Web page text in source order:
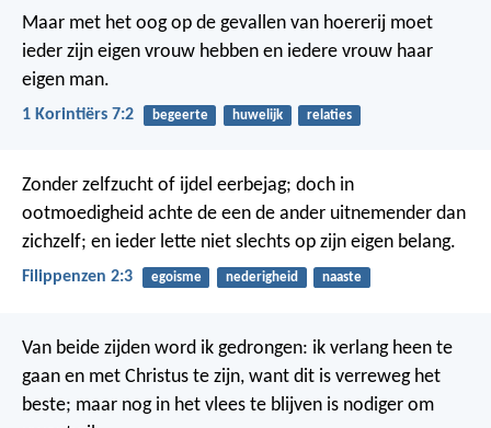
Maar met het oog op de gevallen van hoererij moet
ieder zijn eigen vrouw hebben en iedere vrouw haar
eigen man.
1 Korintiërs 7:2 begeerte huwelijk relaties
Zonder zelfzucht of ijdel eerbejag; doch in
ootmoedigheid achte de een de ander uitnemender dan
zichzelf; en ieder lette niet slechts op zijn eigen belang.
Filippenzen 2:3 egoisme nederigheid naaste
Van beide zijden word ik gedrongen: ik verlang heen te
gaan en met Christus te zijn, want dit is verreweg het
beste; maar nog in het vlees te blijven is nodiger om